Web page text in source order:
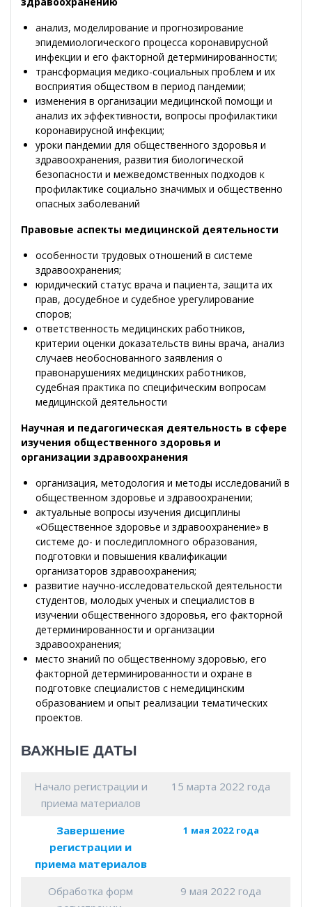
анализ, моделирование и прогнозирование
эпидемиологического процесса коронавирусной
инфекции и его факторной детерминированности;
трансформация медико-социальных проблем и их
восприятия обществом в период пандемии;
изменения в организации медицинской помощи и
анализ их эффективности, вопросы профилактики
коронавирусной инфекции;
уроки пандемии для общественного здоровья и
здравоохранения, развития биологической
безопасности и межведомственных подходов к
профилактике социально значимых и общественно
опасных заболеваний
Правовые аспекты медицинской деятельности
особенности трудовых отношений в системе
здравоохранения;
юридический статус врача и пациента, защита их
прав, досудебное и судебное урегулирование
споров;
ответственность медицинских работников,
критерии оценки доказательств вины врача, анализ
случаев необоснованного заявления о
правонарушениях медицинских работников,
судебная практика по специфическим вопросам
медицинской деятельности
Научная и педагогическая деятельность в сфере
изучения общественного здоровья и
организации здравоохранения
организация, методология и методы исследований в
общественном здоровье и здравоохранении;
актуальные вопросы изучения дисциплины
«Общественное здоровье и здравоохранение» в
системе до- и последипломного образования,
подготовки и повышения квалификации
организаторов здравоохранения;
развитие научно-исследовательской деятельности
студентов, молодых ученых и специалистов в
изучении общественного здоровья, его факторной
детерминированности и организации
здравоохранения;
место знаний по общественному здоровью, его
факторной детерминированности и охране в
подготовке специалистов с немедицинским
образованием и опыт реализации тематических
проектов.
ВАЖНЫЕ ДАТЫ
Начало регистрации и
приема материалов
15 марта 2022 года
Завершение
регистрации и
приема материалов
1 мая 2022 года
Обработка форм
9 мая 2022 года